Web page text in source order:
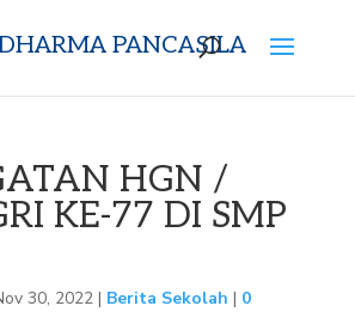
PANCASILA
HGN /
KE-77 DI SMP
30, 2022| Berita Sekolah | 0